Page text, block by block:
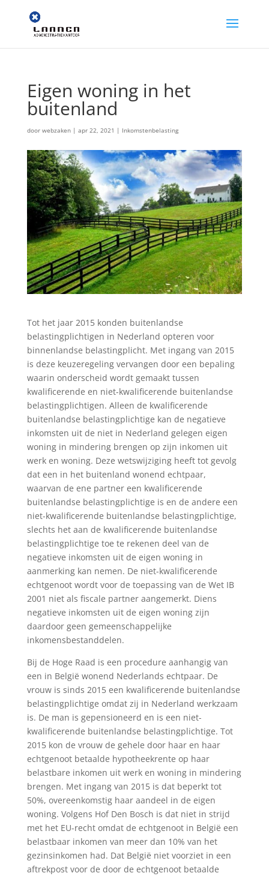
Eigen woning in het
buitenland
door webzaken| apr 22, 2021 | Inkomstenbelasting
Tot het jaar 2015 konden buitenlandse
belastingplichtigen in Nederland opteren voor
binnenlandse belastingplicht. Met ingang van 2015
is deze keuzeregeling vervangen door een bepaling
waarin onderscheid wordt gemaakt tussen
kwalificerende en niet-kwalificerende buitenlandse
belastingplichtigen. Alleen de kwalificerende
buitenlandse belastingplichtige kan de negatieve
inkomsten uit de niet in Nederland gelegen eigen
woning in mindering brengen op zijn inkomen uit
werk en woning. Deze wetswijziging heeft tot gevolg
dat een in het buitenland wonend echtpaar,
waarvan de ene partner een kwalificerende
buitenlandse belastingplichtige is en de andere een
niet-kwalificerende buitenlandse belastingplichtige,
slechts het aan de kwalificerende buitenlandse
belastingplichtige toe te rekenen deel van de
negatieve inkomsten uit de eigen woning in
aanmerking kan nemen. De niet-kwalificerende
echtgenoot wordt voor de toepassing van de Wet IB
2001 niet als fiscale partner aangemerkt. Diens
negatieve inkomsten uit de eigen woning zijn
daardoor geen gemeenschappelijke
inkomensbestanddelen.
Bij de Hoge Raad is een procedure aanhangig van
een in België wonend Nederlands echtpaar. De
vrouw is sinds 2015 een kwalificerende buitenlandse
belastingplichtige omdat zij in Nederland werkzaam
is. De man is gepensioneerd en is een niet-
kwalificerende buitenlandse belastingplichtige. Tot
2015 kon de vrouw de gehele door haar en haar
echtgenoot betaalde hypotheekrente op haar
belastbare inkomen uit werk en woning in mindering
brengen. Met ingang van 2015 is dat beperkt tot
50%, overeenkomstig haar aandeel in de eigen
woning. Volgens Hof Den Bosch is dat niet in strijd
met het EU-recht omdat de echtgenoot in België een
belastbaar inkomen van meer dan 10% van het
gezinsinkomen had. Dat België niet voorziet in een
aftrekpost voor de door de echtgenoot betaalde